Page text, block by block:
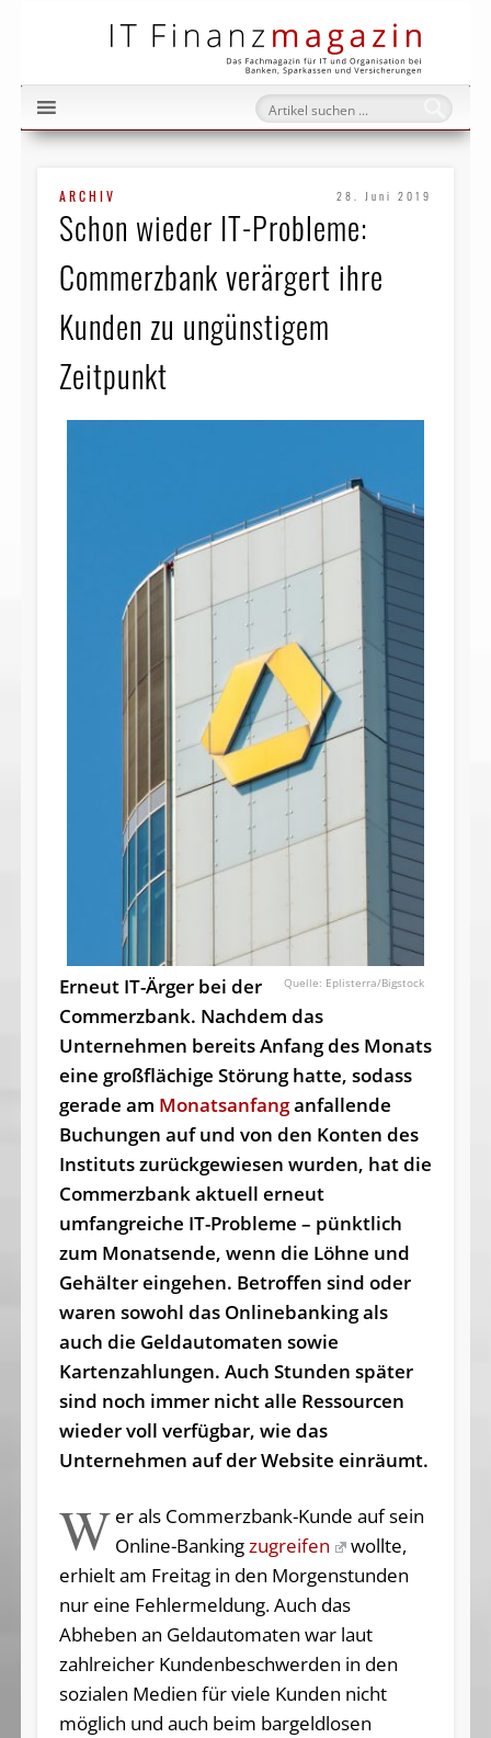
ARCHIV 28. Juni 2019
Schon wieder IT-Probleme:
Commerzbank verärgert ihre
Kunden zu ungünstigem
Zeitpunkt
Eplisterra/Bigstock
Erneut IT-Ärger bei der
Commerzbank. Nachdem das
Unternehmen bereits Anfang des Monats
eine großflächige Störung hatte, sodass
gerade am Monatsanfanganfallende
Buchungen auf und von den Konten des
Instituts zurückgewiesen wurden, hat die
Commerzbank aktuell erneut
umfangreiche IT-Probleme – pünktlich
zum Monatsende, wenn die Löhne und
Gehälter eingehen. Betroffen sind oder
waren sowohl das Onlinebanking als
auch die Geldautomaten sowie
Kartenzahlungen. Auch Stunden später
sind noch immer nicht alle Ressourcen
wieder voll verfügbar, wie das
Unternehmen auf der Website einräumt.
W er als Commerzbank-Kunde auf sein
Online-Bankingzugreifen
wollte,
erhielt am Freitag in den Morgenstunden
nur eine Fehlermeldung. Auch das
Abheben an Geldautomaten war laut
zahlreicher Kundenbeschwerden in den
sozialen Medien für viele Kunden nicht
möglich und auch beim bargeldlosen